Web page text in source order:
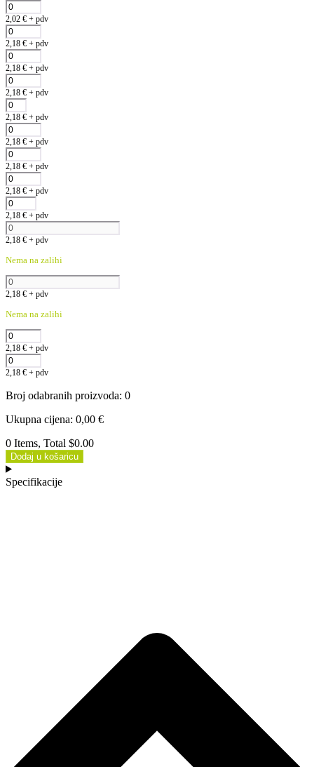
2,02 € + pdv
2,18 € + pdv
2,18 € + pdv
2,18 € + pdv
2,18 € + pdv
2,18 € + pdv
2,18 € + pdv
2,18 € + pdv
2,18 € + pdv
2,18 € + pdv
Nema na zalihi
2,18 € + pdv
Nema na zalihi
2,18 € + pdv
2,18 € + pdv
Broj odabranih proizvoda: 0
Ukupna cijena: 0,00 €
0 Items, Total $0.00
Dodaj u košaricu
Specifikacije